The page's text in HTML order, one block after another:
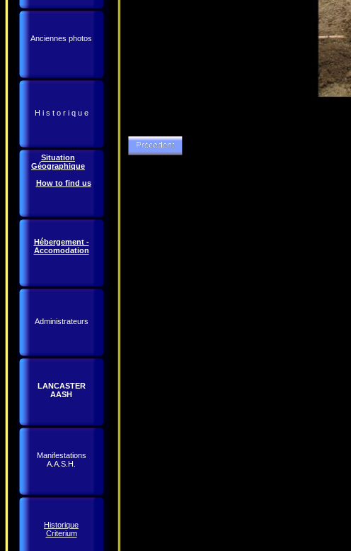
Anciennes photos
H i s t o r i q u e
Situation
Géographique
How to find us
Hébergement -
Accomodation
Administrateurs
LANCASTER
AASH
Manifestations
A.A.S.H.
Historique
Criterium